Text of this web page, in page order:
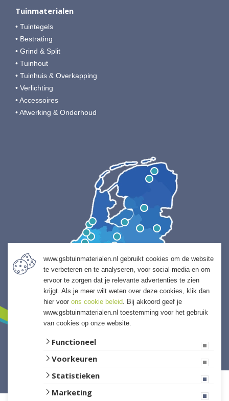
Tuinmaterialen
• Tuintegels
• Bestrating
• Grind & Split
• Tuinhout
• Tuinhuis & Overkapping
• Verlichting
• Accessoires
• Afwerking & Onderhoud
www.gsbtuinmaterialen.nl gebruikt cookies om de website
te verbeteren en te analyseren, voor social media en om
ervoor te zorgen dat je relevante advertenties te zien
krijgt. Als je meer wilt weten over deze cookies, klik dan
hier voor ons cookie beleid. Bij akkoord geef je
www.gsbtuinmaterialen.nl toestemming voor het gebruik
van cookies op onze website.
Functioneel
Voorkeuren
Statistieken
Marketing